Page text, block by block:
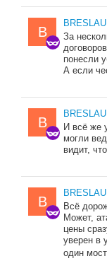
B
BRESLAU
За
понесли
А если
B
BRESLAU
И всё же
могли
видит,
B
BRESLAU
Всё
Может,
цены
уверен в
один